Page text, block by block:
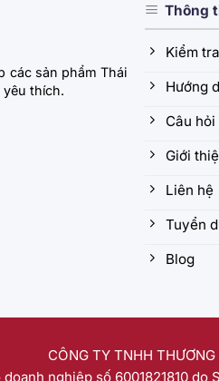
các sản phẩm Thái
thích.
Thông
Kiểm
Hướng
Câu
Giới
Liên hệ
Tuyển
Blog
CÔNG TY TNHH
doanh nghiệp số 6001821810